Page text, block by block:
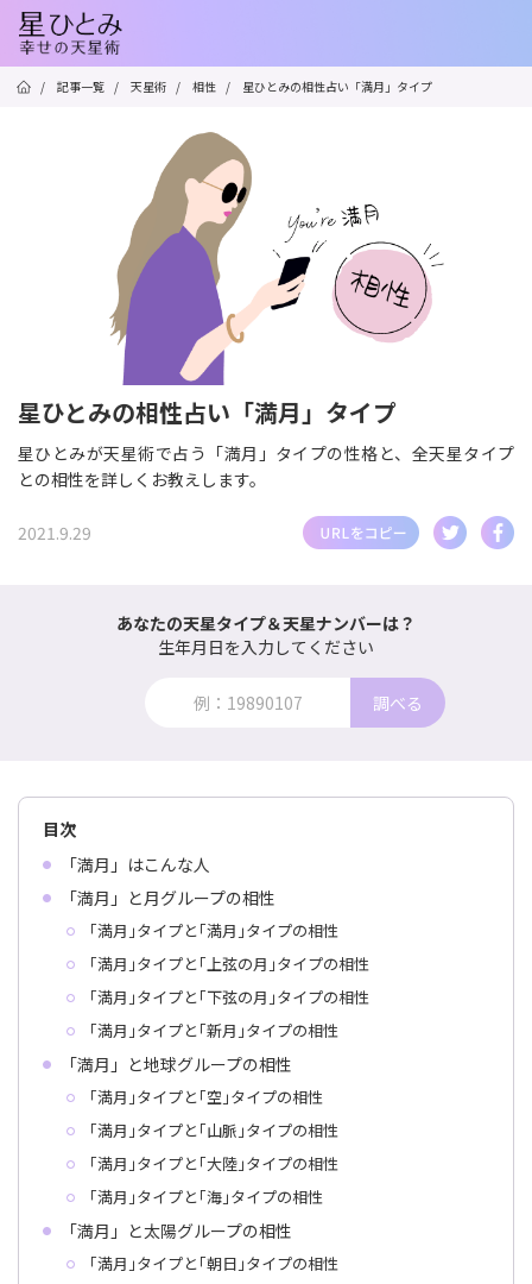
/ 記事一覧 / 天星術 / 相性 / 星ひとみの相性占い「満月」タイプ
星ひとみの相性占い「満月」タイプ
星ひとみが天星術で占う「満月」タイプの性格と、全天星タイプ
との相性を詳しくお教えします。
2021.9.29
あなたの天星タイプ＆天星ナンバーは？
生年月日を入力してください
調べる
目次
「満月」はこんな人
「満月」と月グループの相性
｢満月｣タイプと｢満月｣タイプの相性
｢満月｣タイプと｢上弦の月｣タイプの相性
｢満月｣タイプと｢下弦の月｣タイプの相性
｢満月｣タイプと｢新月｣タイプの相性
「満月」と地球グループの相性
｢満月｣タイプと｢空｣タイプの相性
｢満月｣タイプと｢山脈｣タイプの相性
｢満月｣タイプと｢大陸｣タイプの相性
｢満月｣タイプと｢海｣タイプの相性
「満月」と太陽グループの相性
｢満月｣タイプと｢朝日｣タイプの相性